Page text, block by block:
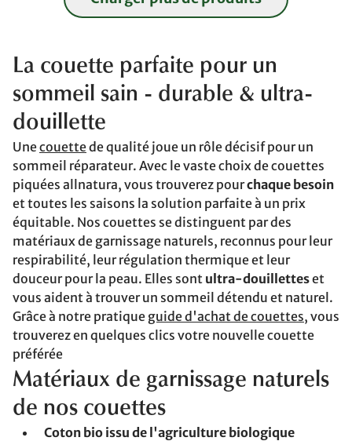
La couette parfaite pour un
sommeil sain - durable & ultra-
douillette
Unecouettede qualité joue un rôle décisif pour un
sommeil réparateur. Avec le vaste choix de couettes
piquées allnatura, vous trouverez pourchaque besoin
et toutes les saisons la solution parfaite à un prix
équitable. Nos couettes se distinguent par des
matériaux de garnissage naturels, reconnus pour leur
respirabilité, leur régulation thermique et leur
douceur pour la peau. Elles sont ultra-douilletteset
vous aident à trouver un sommeil détendu et naturel.
Grâce à notre pratique guide d'achat de couettes, vous
trouverez en quelques clics votre nouvelle couette
préférée
Matériaux de garnissage naturels
de nos couettes
Coton bio issu de l'agriculture biologique